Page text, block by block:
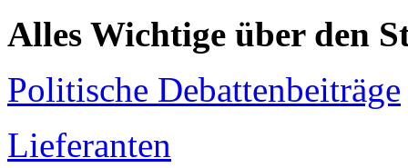
Alles Wichtige über den
Politische Debattenbeiträge
Lieferanten